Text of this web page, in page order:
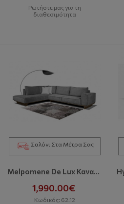
Ρωτήστε μας για τη
διαθεσιμότητα
Σαλόνι Στα Μέτρα Σας
Melpomene De Lux Καναπές
1,990.00€
Κωδικός: 62.12